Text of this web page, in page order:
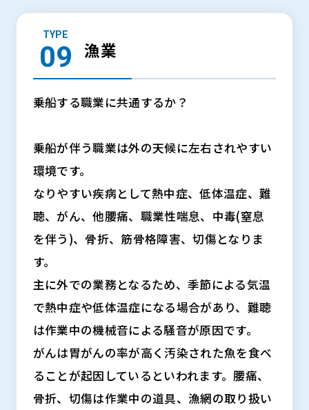
TYPE
漁業
乗船する職業に共通するか？
乗船が伴う職業は外の天候に左右されやすい
環境です。
なりやすい疾病として熱中症、低体温症、難
聴、がん、他腰痛、職業性喘息、中毒(窒息
を伴う)、骨折、筋骨格障害、切傷となりま
す。
主に外での業務となるため、季節による気温
で熱中症や低体温症になる場合があり、難聴
は作業中の機械音による騒音が原因です。
がんは胃がんの率が高く汚染された魚を食べ
ることが起因しているといわれます。腰痛、
骨折、切傷は作業中の道具、漁網の取り扱い